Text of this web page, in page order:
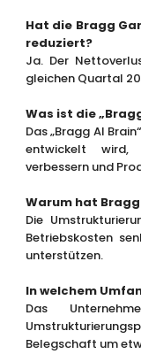
Hat die Bragg
reduziert?
Ja. Der
gleichen Quartal
Was ist die
Das „Bragg AI
entwickelt wird,
verbessern und
Warum hat
Die
Betriebskosten
unterstützen.
In welchem
Das
Belegschaft um